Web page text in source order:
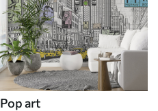
Pop art